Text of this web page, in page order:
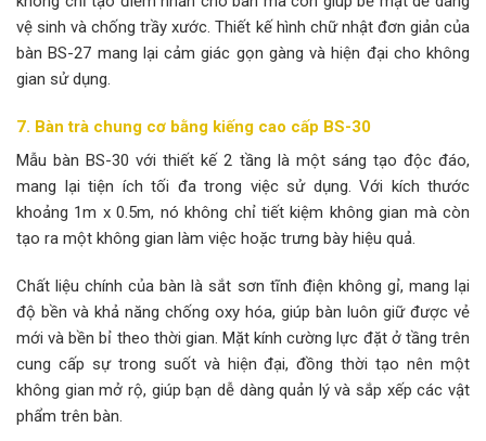
vệ sinh và chống trầy xước. Thiết kế hình chữ nhật đơn giản của
bàn BS-27 mang lại cảm giác gọn gàng và hiện đại cho không
gian sử dụng.
7. Bàn trà chung cơ bằng kiếng cao cấp BS-30
Mẫu bàn BS-30 với thiết kế 2 tầng là một sáng tạo độc đáo,
mang lại tiện ích tối đa trong việc sử dụng. Với kích thước
khoảng 1m x 0.5m, nó không chỉ tiết kiệm không gian mà còn
tạo ra một không gian làm việc hoặc trưng bày hiệu quả.
Chất liệu chính của bàn là sắt sơn tĩnh điện không gỉ, mang lại
độ bền và khả năng chống oxy hóa, giúp bàn luôn giữ được vẻ
mới và bền bỉ theo thời gian. Mặt kính cường lực đặt ở tầng trên
cung cấp sự trong suốt và hiện đại, đồng thời tạo nên một
không gian mở rộ, giúp bạn dễ dàng quản lý và sắp xếp các vật
phẩm trên bàn.